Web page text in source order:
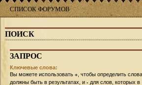
СПИСОК ФОРУМОВ
ПОИСК
ЗАПРОС
Ключевые слова:
Вы можете использовать + , чтобы определить
должны быть в результатах, и - для слов, которых в